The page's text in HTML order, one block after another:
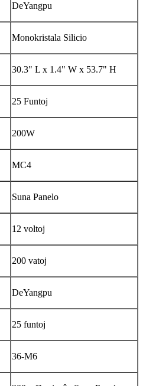
DeYangpu
Monokristala Silicio
30.3" L x 1.4" W x 53.7" H
25 Funtoj
200W
MC4
Suna Panelo
12 voltoj
200 vatoj
DeYangpu
25 funtoj
36-M6